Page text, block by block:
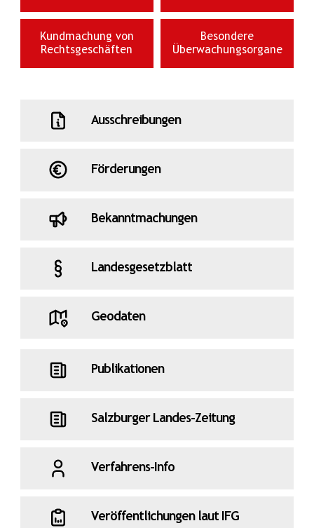
Kundmachung von
Rechtsgeschäften
Besondere
Überwachungsorgane
Ausschreibungen
Förderungen
Bekanntmachungen
Landesgesetzblatt
Geodaten
Publikationen
Salzburger Landes-Zeitung
Verfahrens-Info
Veröffentlichungen laut IFG